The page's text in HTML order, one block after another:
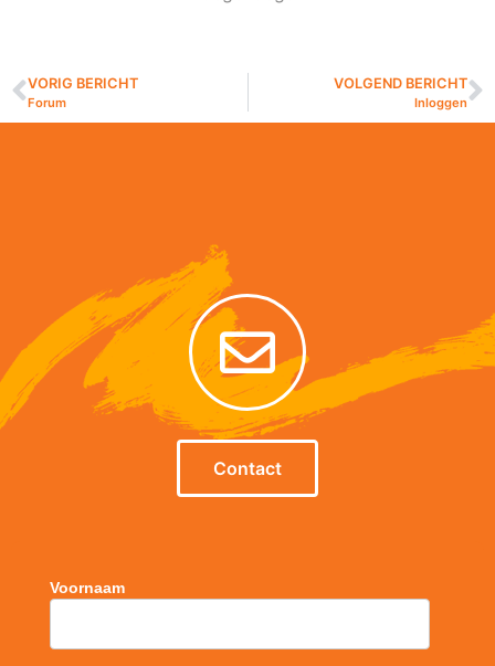
VORIG BERICHT
Forum
VOLGEND BERICHT
Inloggen
Contact
Voornaam